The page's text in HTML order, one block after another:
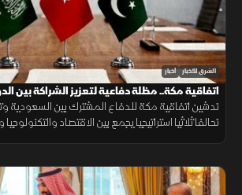
الشرق للأخبار أخبار
اتفاقية مكة.. مظلة دفاعية لتعزيز الشراكة بين
تدشين اتفاقية مكة للدفاع المشترك بين السعودية
تحالفا ثلاثيا استراتيجيا يجمع بين الاقتصاد